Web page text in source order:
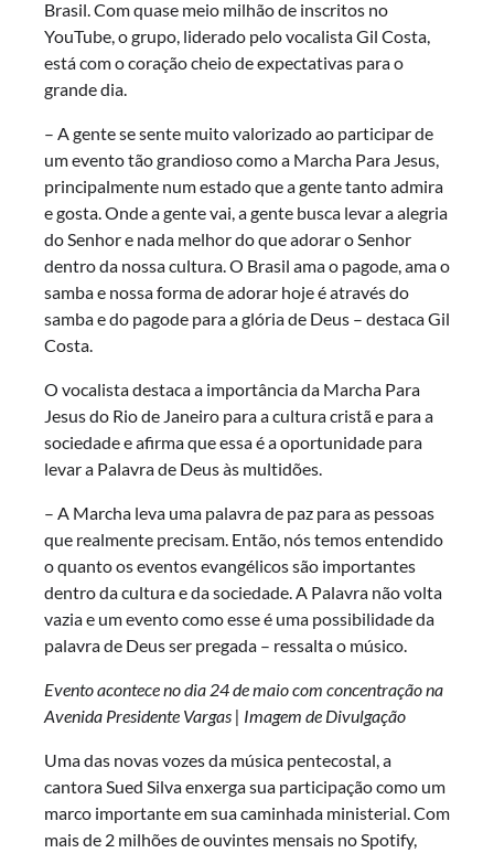
Brasil. Com quase meio milhão de inscritos no
YouTube, o grupo, liderado pelo vocalista Gil Costa,
está com o coração cheio de expectativas para o
grande dia.
– A gente se sente muito valorizado ao participar de
um evento tão grandioso como a Marcha Para Jesus,
principalmente num estado que a gente tanto admira
e gosta. Onde a gente vai, a gente busca levar a alegria
do Senhor e nada melhor do que adorar o Senhor
dentro da nossa cultura. O Brasil ama o pagode, ama o
samba e nossa forma de adorar hoje é através do
samba e do pagode para a glória de Deus – destaca Gil
Costa.
O vocalista destaca a importância da Marcha Para
Jesus do Rio de Janeiro para a cultura cristã e para a
sociedade e afirma que essa é a oportunidade para
levar a Palavra de Deus às multidões.
– A Marcha leva uma palavra de paz para as pessoas
que realmente precisam. Então, nós temos entendido
o quanto os eventos evangélicos são importantes
dentro da cultura e da sociedade. A Palavra não volta
vazia e um evento como esse é uma possibilidade da
palavra de Deus ser pregada – ressalta o músico.
Evento acontece no dia 24 de maio com concentração na
Avenida Presidente Vargas | Imagem de Divulgação
Uma das novas vozes da música pentecostal, a
cantora Sued Silva enxerga sua participação como um
marco importante em sua caminhada ministerial. Com
mais de 2 milhões de ouvintes mensais no Spotify,